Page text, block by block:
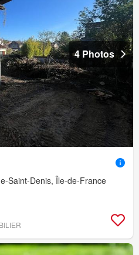
4 Photos
Saint-Denis, Île-de-France